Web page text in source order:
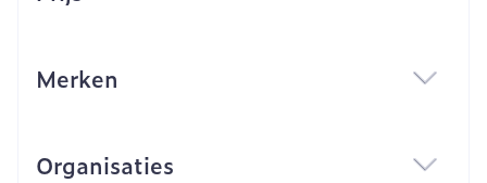
Merken
Organisaties